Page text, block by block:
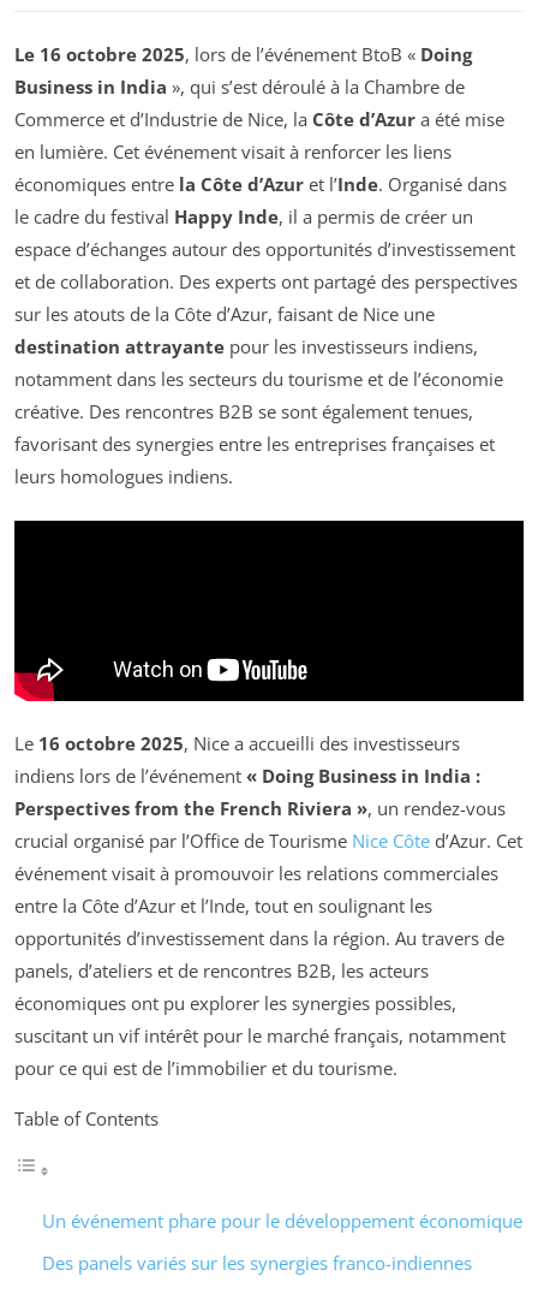
Le 16 octobre 2025, lors de l’événement BtoB « Doing
Business in India », qui s’est déroulé à la Chambre de
Commerce et d’Industrie de Nice, la Côte d’Azur a été mise
en lumière. Cet événement visait à renforcer les liens
économiques entre la Côte d’Azur et l’Inde. Organisé dans
le cadre du festival Happy Inde, il a permis de créer un
espace d’échanges autour des opportunités d’investissement
et de collaboration. Des experts ont partagé des perspectives
sur les atouts de la Côte d’Azur, faisant de Nice une
destination attrayante pour les investisseurs indiens,
notamment dans les secteurs du tourisme et de l’économie
créative. Des rencontres B2B se sont également tenues,
favorisant des synergies entre les entreprises françaises et
leurs homologues indiens.
Le 16 octobre 2025, Nice a accueilli des investisseurs
indiens lors de l’événement « Doing Business in India :
Perspectives from the French Riviera », un rendez-vous
crucial organisé par l’Office de Tourisme Nice Côte d’Azur. Cet
événement visait à promouvoir les relations commerciales
entre la Côte d’Azur et l’Inde, tout en soulignant les
opportunités d’investissement dans la région. Au travers de
panels, d’ateliers et de rencontres B2B, les acteurs
économiques ont pu explorer les synergies possibles,
suscitant un vif intérêt pour le marché français, notamment
pour ce qui est de l’immobilier et du tourisme.
Table of Contents
Un événement phare pour le développement économique
Des panels variés sur les synergies franco-indiennes